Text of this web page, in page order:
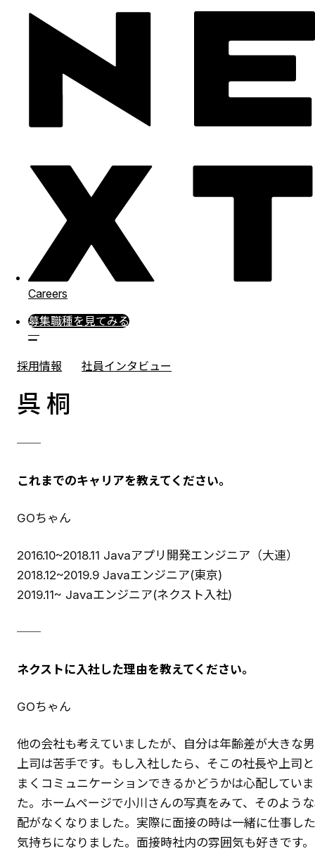
Careers
募集職種を見てみる
採用情報 社員インタビュー
呉 桐
──
これまでのキャリアを教えてください。
GOちゃん
2016.10~2018.11 Javaアプリ開発エンジニア（大連）
2018.12~2019.9 Javaエンジニア(東京)
2019.11~ Javaエンジニア(ネクスト入社)
──
ネクストに入社した理由を教えてください。
GOちゃん
他の会社も考えていましたが、自分は年齢差が大きな
上司は苦手です。もし入社したら、そこの社長や上司
まくコミュニケーションできるかどうかは心配してい
た。ホームページで小川さんの写真をみて、そのよう
配がなくなりました。実際に面接の時は一緒に仕事し
気持ちになりました。面接時社内の雰囲気も好きです。